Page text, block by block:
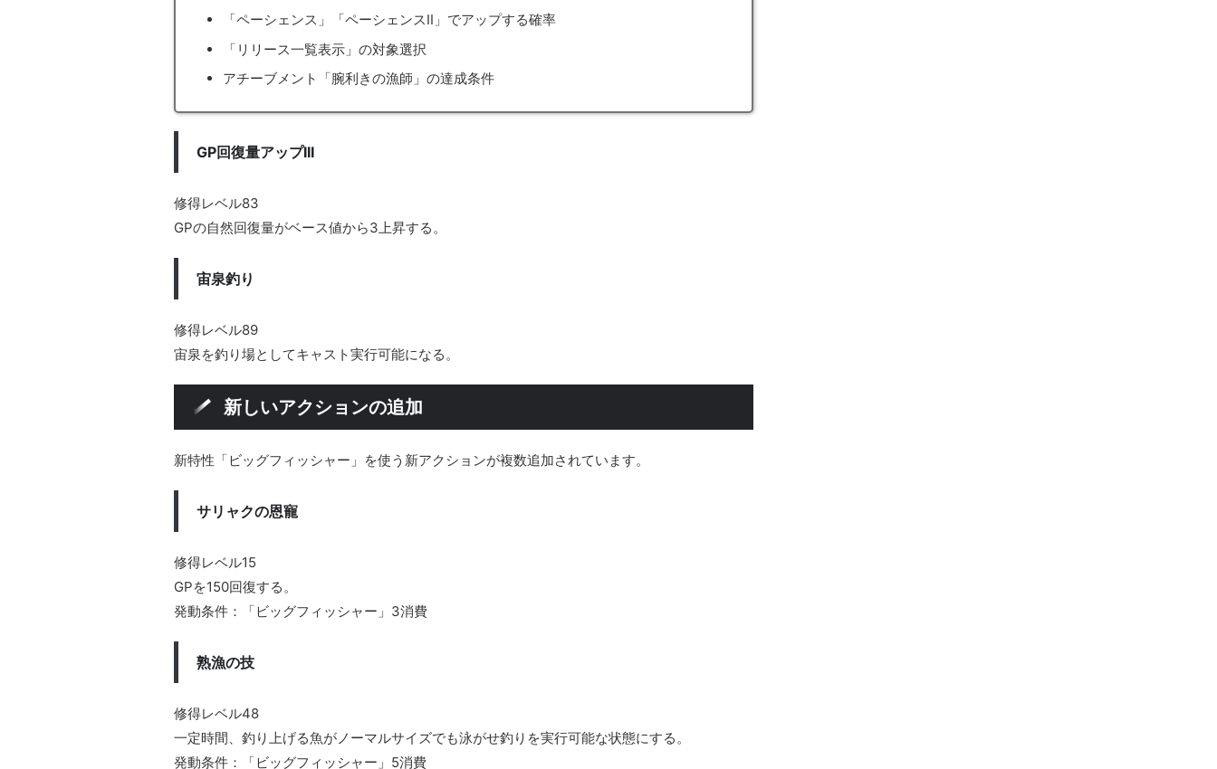
「ペーシェンス」「ペーシェンスII」でアップする確率
「リリース一覧表示」の対象選択
アチーブメント「腕利きの漁師」の達成条件
GP回復量アップIII
修得レベル83
GPの自然回復量がベース値から3上昇する。
宙泉釣り
修得レベル89
宙泉を釣り場としてキャスト実行可能になる。
新しいアクションの追加
新特性「ビッグフィッシャー」を使う新アクションが複数追加されています。
サリャクの恩寵
修得レベル15
GPを150回復する。
発動条件：「ビッグフィッシャー」3消費
熟漁の技
修得レベル48
一定時間、釣り上げる魚がノーマルサイズでも泳がせ釣りを実行可能な状態にする。
発動条件：「ビッグフィッシャー」5消費